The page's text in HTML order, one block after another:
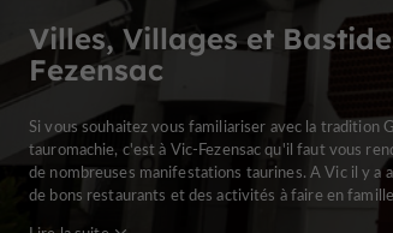
Villes, Villages et
Fezensac
Si vous souhaitez vous familiariser avec la tradition
tauromachie, c'est à Vic-Fezensac qu'il faut vous
de nombreuses manifestations taurines. A Vic il y a
de bons restaurants et des activités à faire en